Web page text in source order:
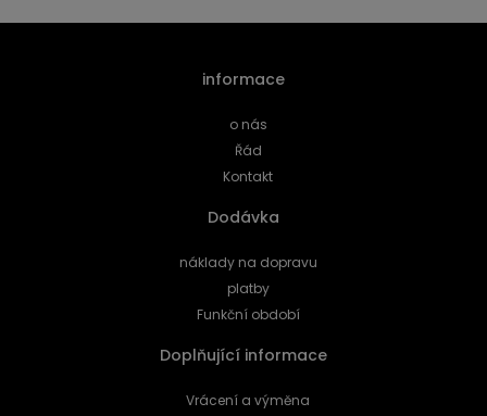
informace
o nás
Řád
Kontakt
Dodávka
náklady na dopravu
platby
Funkční období
Doplňující informace
Vrácení a výměna